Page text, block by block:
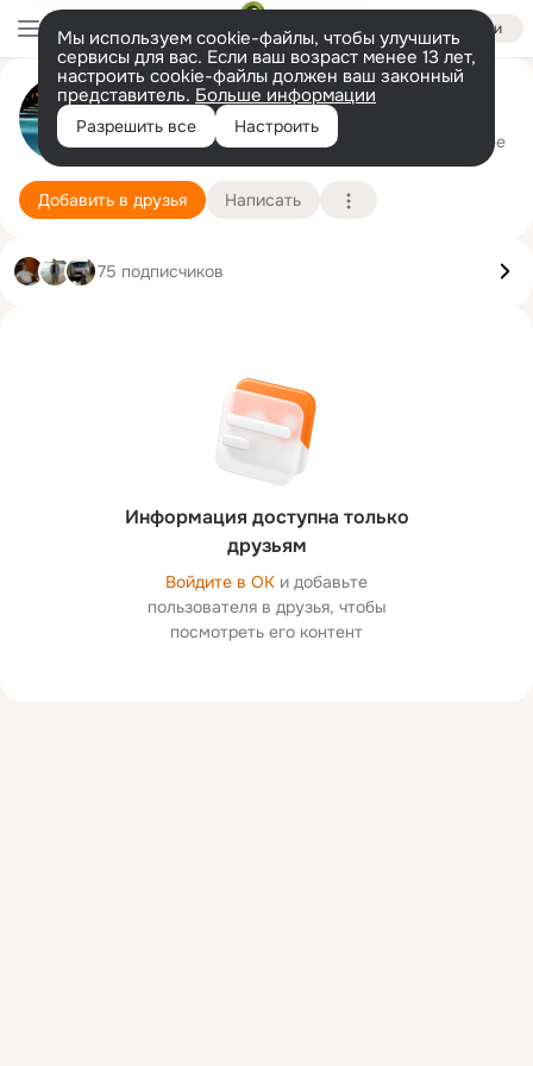
Войти
Мы используем cookie-файлы, чтобы улучшить
сервисы для вас. Если ваш возраст менее 13 лет,
настроить cookie-файлы должен ваш законный
представитель. Больше информации
Разрешить все Настроить
Анник Паланджянц
27 августа (44 года) Подробнее
Добавить в друзья Написать
Информация доступна только
друзьям
Войдите в ОК и добавьте
пользователя в друзья, чтобы
посмотреть его контент
75 подписчиков